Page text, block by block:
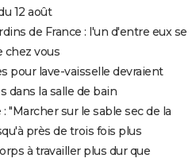
12 août
de France : l'un d'entre eux se
chez vous
pour lave-vaisselle devraient
dans la salle de bain
"Marcher sur le sable sec de la
près de trois fois plus
à travailler plus dur que